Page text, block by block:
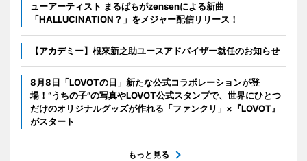
ューアーティスト まるぱもがzensenによる新曲
「HALLUCINATION？」をメジャー配信リリース！
【アカデミー】根來新之助ユースアドバイザー就任のお知らせ
8月8日「LOVOTの日」新たな公式コラボレーションが登
場！“うちの子”の写真やLOVOT公式スタンプで、世界にひとつ
だけのオリジナルグッズが作れる「ファンクリ」×『LOVOT』
がスタート
もっと見る